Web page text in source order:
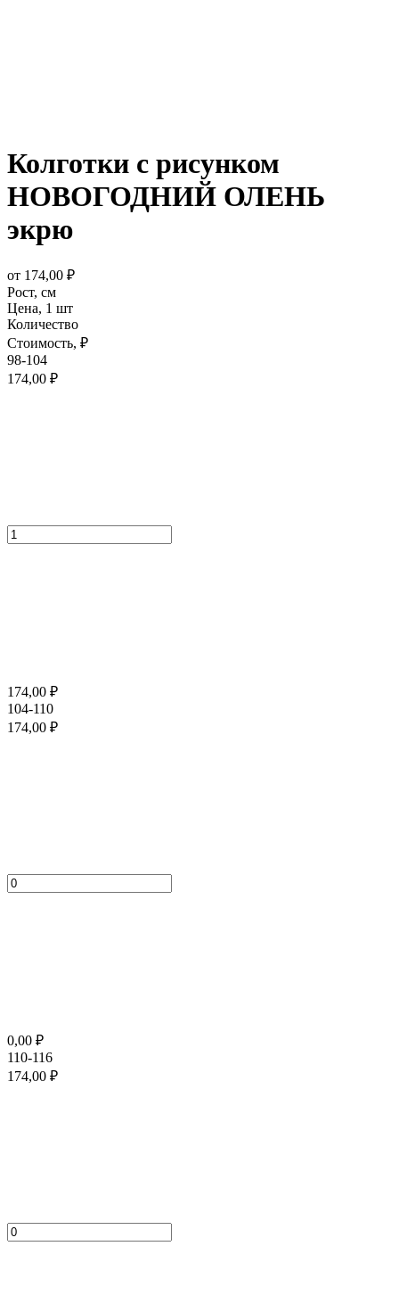
Колготки с рисунком
НОВОГОДНИЙ ОЛЕНЬ
экрю
от 174,00 ₽
Рост, см
Цена, 1 шт
Количество
Стоимость, ₽
98-104
174,00 ₽
174,00 ₽
104-110
174,00 ₽
0,00 ₽
110-116
174,00 ₽